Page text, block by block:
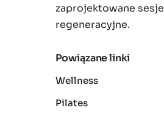
zaprojektowane sesje
regeneracyjne.
Powiązane linki
Wellness
Pilates